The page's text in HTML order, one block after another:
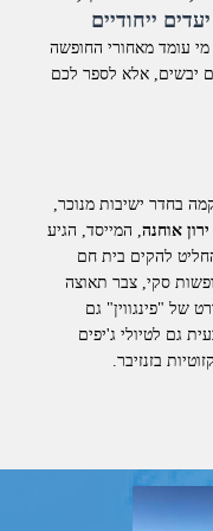
ייחודיים
עומד מאחורי החופשה
יבשים, אלא לספר לכם
פינגווין לא הוקמה בחדר ישיבות מנוכר,
ירון אוחנה , המייסד, הגיע
להקים בית חם
סקי, צבר תאוצה
של "פינגווין" גם
גם לטיולי ג'יפים
בזנזיבר.
שאנו מציעים